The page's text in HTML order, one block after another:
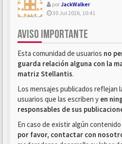
porJackWalker
30 Jul 2026, 10:41
AVISO IMPORTANTE
Esta comunidad de usuarios no
guarda relación alguna con la
matriz Stellantis.
Los mensajes publicados reflejan
usuarios que las escriben y en
responsables de sus
En caso de existir algún
por favor, contactar con